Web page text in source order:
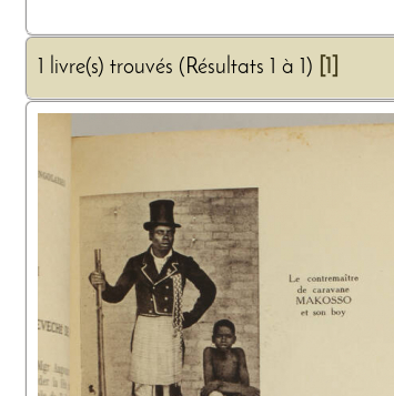
1 livre(s) trouvés (Résultats 1 à 1)